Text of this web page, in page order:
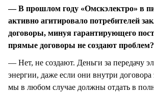
— В прошлом году «Омскэлектро» в
активно агитировало потребителей
договоры, минуя гарантирующего
прямые договоры не создают проблем?
— Нет, не создают. Деньги за передачу
энергии, даже если они внутри договора
мы в любом случае должны отдать в